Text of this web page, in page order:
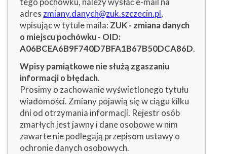
adres zmiany.danych@zuk.szczecin.pl,
wpisując w tytule maila: ZUK - zmiana danych
o miejscu pochówku - OID:
A06BCEA6B9F740D7BFA1B67B50DCA86D.
Wpisy pamiątkowe nie służą zgaszaniu
informacji o błędach.
Prosimy o zachowanie wyświetlonego tytułu
wiadomości. Zmiany pojawią się w ciągu kilku
dni od otrzymania informacji. Rejestr osób
zmarłych jest jawny i dane osobowe w nim
zawarte nie podlegają przepisom ustawy o
ochronie danych osobowych.